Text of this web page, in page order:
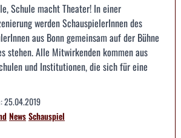
Schule macht Theater! In einer
werden SchauspielerInnen des
aus Bonn gemeinsam auf der Bühne
stehen. Alle Mitwirkenden kommen aus
und Institutionen, die sich für eine
25.04.2019
NewsSchauspiel